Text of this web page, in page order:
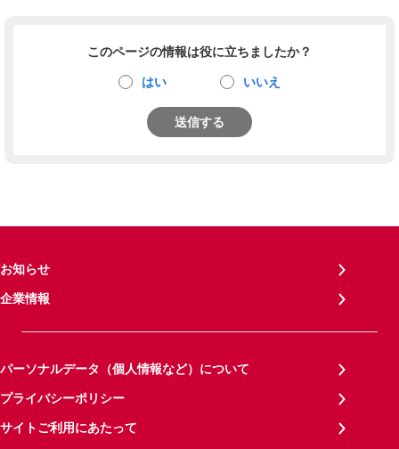
このページの情報は役に立ちましたか？
はい いいえ
送信する
お知らせ
企業情報
パーソナルデータ（個人情報など）について
プライバシーポリシー
サイトご利用にあたって